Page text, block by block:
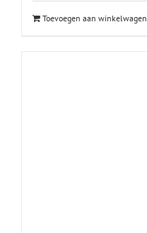
Toevoegen aan winkelwagen